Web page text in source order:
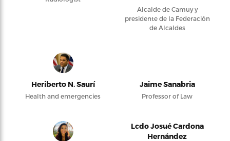
Alcalde de Camuy y
presidente de la Federación
de Alcaldes
Heriberto N. Saurí
Health and emergencies
Jaime Sanabria
Professor of Law
Lcdo Josué Cardona
Hernández